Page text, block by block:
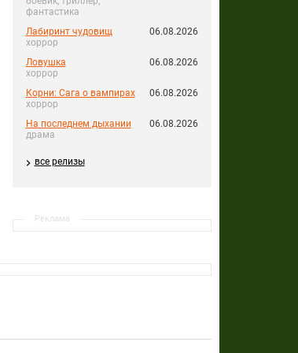
фантастика
Лабиринт чудовищ
хоррор
06.08.2026
Ловушка
хоррор
06.08.2026
Корни: Сага о вампирах
хоррор
06.08.2026
На последнем дыхании
драма
06.08.2026
все релизы
Реклама